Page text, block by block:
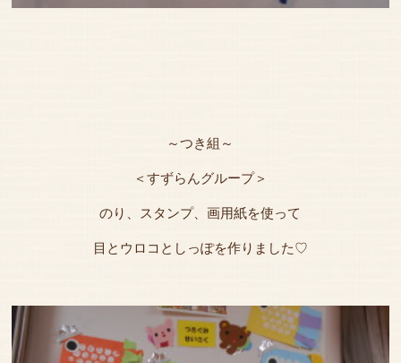
～つき組～
＜すずらんグループ＞
のり、スタンプ、画用紙を使って
目とウロコとしっぽを作りました♡